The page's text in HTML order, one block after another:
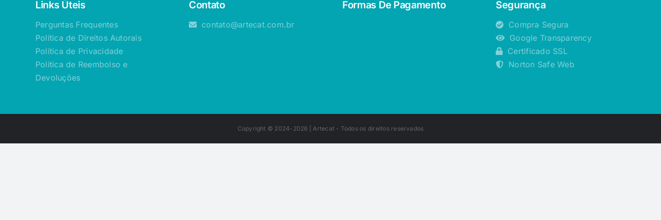
Links Úteis
Perguntas Frequentes
Política de Direitos Autorais
Política de Privacidade
Política de Reembolso e
Devoluções
Contato
contato@artecat.com.br
Formas De Pagamento Segurança
Compra Segura
Google Transparency
Certificado SSL
Norton Safe Web
Copyright © 2024-2026 |Artecat - Todos os direitos reservados